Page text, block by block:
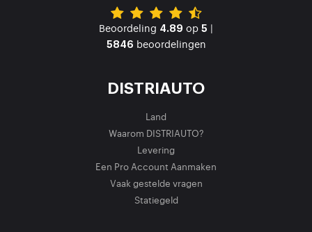
Beoordeling 4.89 op 5 |
5846 beoordelingen
DISTRIAUTO
Land
Waarom DISTRIAUTO?
Levering
Een Pro Account Aanmaken
Vaak gestelde vragen
Statiegeld